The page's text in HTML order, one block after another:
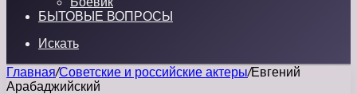
БЫТОВЫЕ ВОПРОСЫ
Искать
Главная/Советские и российские актеры/Евгений
Арабаджийский